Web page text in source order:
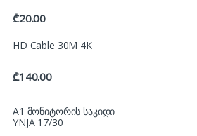
₾20.00
HD Cable 30M 4K
₾140.00
A1 მონიტორის საკიდი
YNJA 17/30